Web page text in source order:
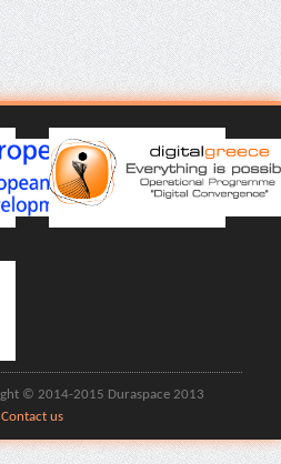
© 2014-2015 Duraspace 2013
Contact us